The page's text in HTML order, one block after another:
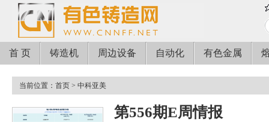
首 页 铸造机 周边设备 自动化 有色金属
当前位置： 首页 > 中科亚美
第556期E周情报